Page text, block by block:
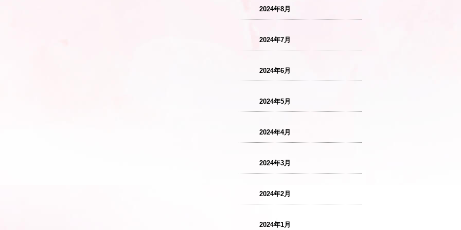
2024年8月
2024年7月
2024年6月
2024年5月
2024年4月
2024年3月
2024年2月
2024年1月